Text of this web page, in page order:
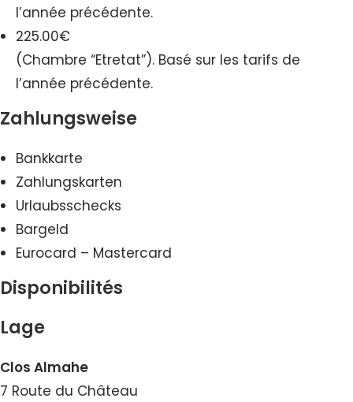
l’année précédente.
225.00€
(Chambre “Etretat”). Basé sur les tarifs de
l’année précédente.
Zahlungsweise
Bankkarte
Zahlungskarten
Urlaubsschecks
Bargeld
Eurocard – Mastercard
Disponibilités
Lage
Clos Almahe
7 Route du Château